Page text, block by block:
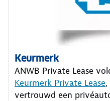
Keurmerk
ANWB Private Lease
Keurmerk Private Lease
vertrouwd een